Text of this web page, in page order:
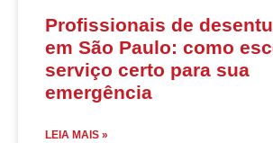
Profissionais de
em São Paulo: como
serviço certo para sua
emergência
LEIA MAIS »